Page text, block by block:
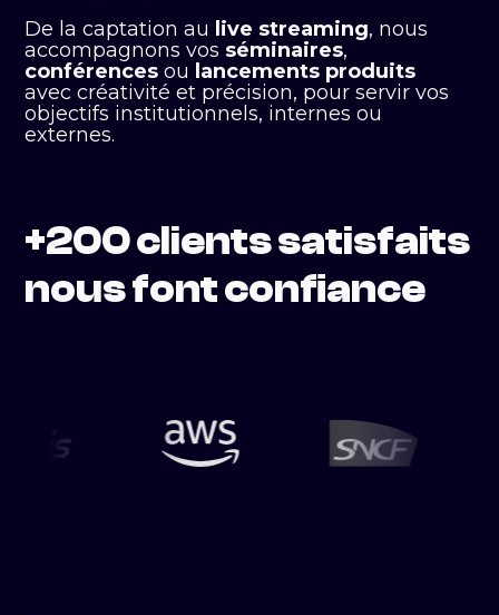
De la captation au live streaming, nous
accompagnons vos séminaires,
conférences ou lancements produits
avec créativité et précision, pour servir vos
objectifs institutionnels, internes ou
externes.
+200 clients satisfaits
nous font confiance